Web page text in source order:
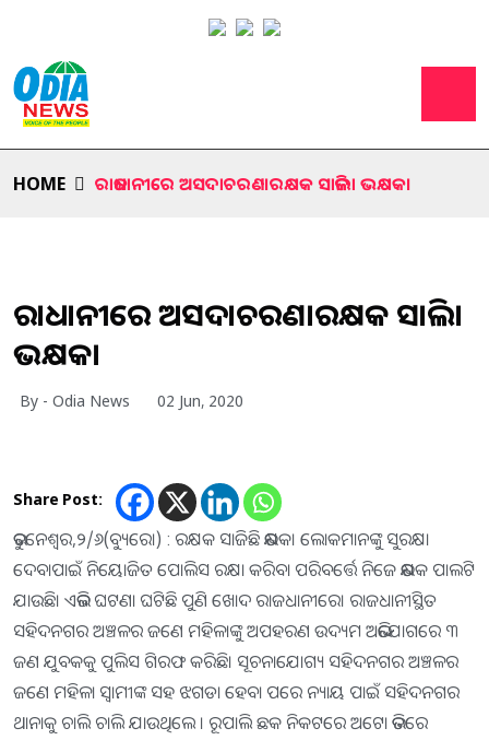
HOME ରାଜଧାନୀରେ ଅସଦାଚରଣ।ରକ୍ଷକ ସାଜିଲା ଭକ୍ଷକ।
ରାଜଧାନୀରେ ଅସଦାଚରଣ।ରକ୍ଷକ ସାଜିଲା
ଭକ୍ଷକ।
By - Odia News 02 Jun, 2020
Share Post:
ଭୁବନେଶ୍ବର,୨/୬(ବ୍ୟୁରୋ) : ରକ୍ଷକ ସାଜିଛି ଭକ୍ଷକ। ଲୋକମାନଙ୍କୁ ସୁରକ୍ଷା
ଦେବାପାଇଁ ନିୟୋଜିତ ପୋଲିସ ରକ୍ଷା କରିବା ପରିବର୍ତ୍ତେ ନିଜେ ଭକ୍ଷକ ପାଲଟି
ଯାଉଛି। ଏଭଳି ଘଟଣା ଘଟିଛି ପୁଣି ଖୋଦ ରାଜଧାନୀରେ। ରାଜଧାନୀସ୍ଥିତ
ସହିଦନଗର ଅଞ୍ଚଳର ଜଣେ ମହିଳାଙ୍କୁ ଅପହରଣ ଉଦ୍ୟମ ଅଭିଯୋଗରେ ୩
ଜଣ ଯୁବକକୁ ପୁଲିସ ଗିରଫ କରିଛି। ସୂଚନାଯୋଗ୍ୟ ସହିଦନଗର ଅଞ୍ଚଳର
ଜଣେ ମହିଳା ସ୍ୱାମୀଙ୍କ ସହ ଝଗଡା ହେବା ପରେ ନ୍ୟାୟ ପାଇଁ ସହିଦନଗର
ଥାନାକୁ ଚାଲି ଚାଲି ଯାଉଥିଲେ । ରୂପାଲି ଛକ ନିକଟରେ ଅଟୋ ଭିତରେ